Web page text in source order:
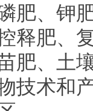
肥、钾
释肥、
肥、土
技术和